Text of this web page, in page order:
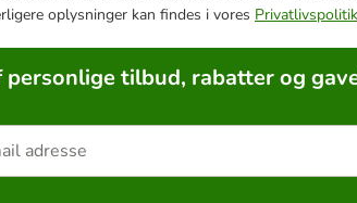
oplysninger kan findes i vores Privatlivspolitik
personlige tilbud, rabatter og